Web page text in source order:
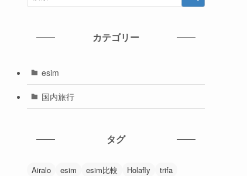
カテゴリー
esim
国内旅行
タグ
Airalo esim esim比較 Holafly
trifa